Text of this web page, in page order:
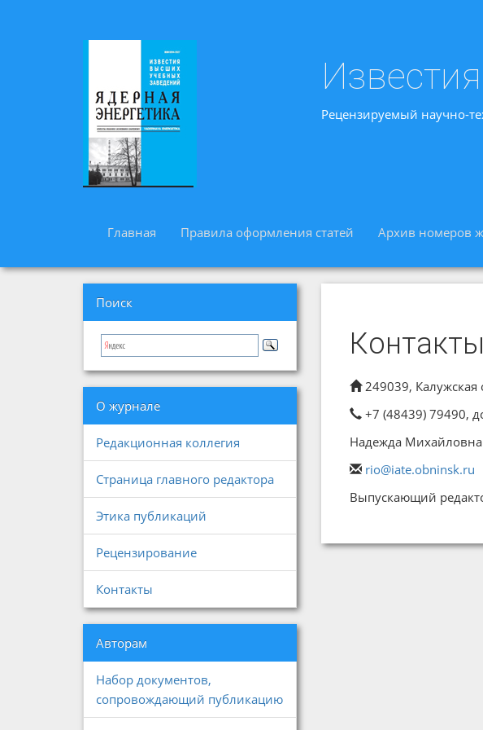
Рецензируемый научно-
Главная Правила оформления статей Архив номеров
Поиск
О журнале
Редакционная коллегия
Страница главного редактора
Этика публикаций
Рецензирование
Контакты
Авторам
Набор документов,
сопровождающий публикацию
Контакты
249039,
+7 (48439) 79490,
Надежда
rio@iate.obninsk.ru
Выпускающий